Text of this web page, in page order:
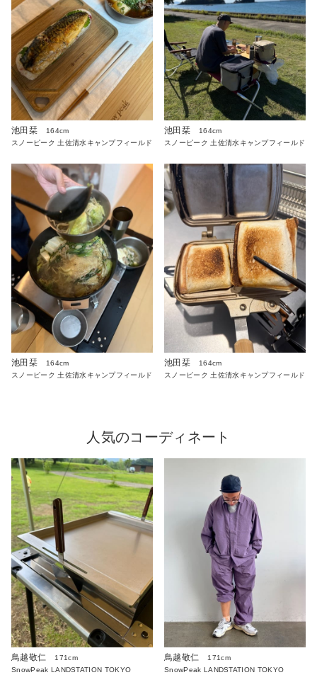
池田栞
164cm
スノーピーク 土佐清水キャンプフィールド
池田栞
164cm
スノーピーク 土佐清水キャンプフィールド
池田栞
164cm
スノーピーク 土佐清水キャンプフィールド
池田栞
164cm
スノーピーク 土佐清水キャンプフィールド
人気のコーディネート
鳥越敬仁
171cm
SnowPeak LANDSTATION TOKYO
鳥越敬仁
171cm
SnowPeak LANDSTATION TOKYO